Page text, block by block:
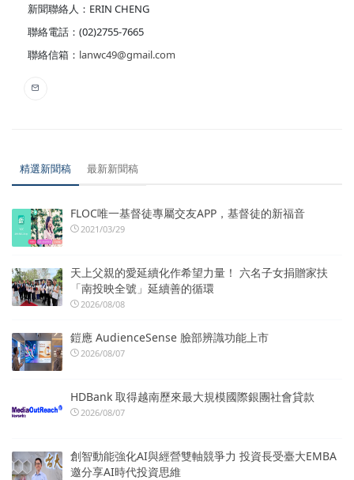
新聞聯絡人：ERIN CHENG
聯絡電話：(02)2755-7665
聯絡信箱： lanwc49@gmail.com
精選新聞稿 最新新聞稿
FLOC唯一基督徒專屬交友APP，基督徒的新福音
2021/03/29
天上父親的愛延續化作希望力量！ 六名子女捐贈家扶
「南投映全號」延續善的循環
2026/08/08
鎧應 AudienceSense 臉部辨識功能上市
2026/08/07
HDBank 取得越南歷來最大規模國際銀團社會貸款
2026/08/07
創智動能強化AI與經營雙軸競爭力 投資長受臺大EMBA
邀分享AI時代投資思維